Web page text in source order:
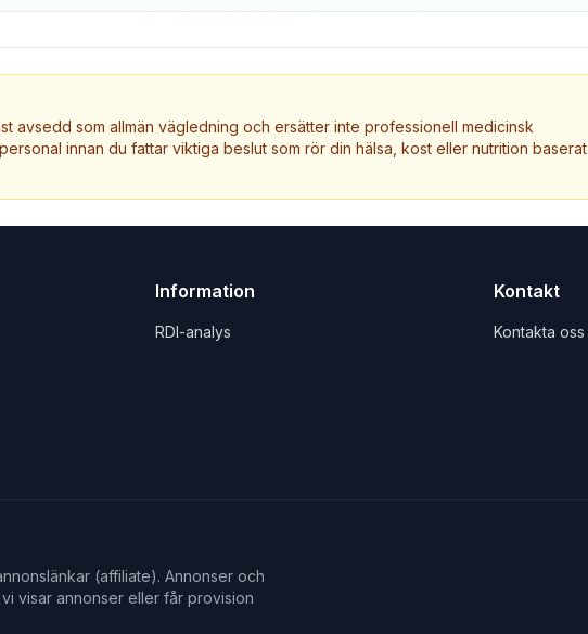
avsedd som allmän vägledning och ersätter inte professionell medicinsk
innan du fattar viktiga beslut som rör din hälsa, kost eller nutrition baserat
Information
RDI-analys
Kontakt
Kontakta oss
(affiliate). Annonser och
visar annonser eller får provision